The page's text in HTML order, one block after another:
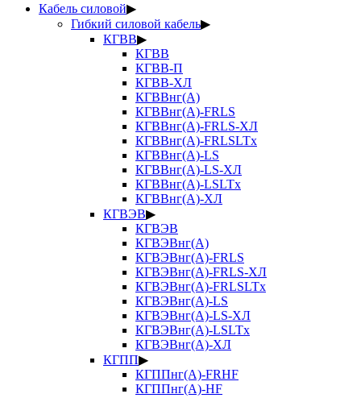
Кабель силовой▶
Гибкий силовой кабель▶
КГВВ▶
КГВВ
КГВВ-П
КГВВ-ХЛ
КГВВнг(А)
КГВВнг(А)-FRLS
КГВВнг(А)-FRLS-ХЛ
КГВВнг(А)-FRLSLTx
КГВВнг(А)-LS
КГВВнг(А)-LS-ХЛ
КГВВнг(А)-LSLTx
КГВВнг(А)-ХЛ
КГВЭВ▶
КГВЭВ
КГВЭВнг(А)
КГВЭВнг(А)-FRLS
КГВЭВнг(А)-FRLS-ХЛ
КГВЭВнг(А)-FRLSLTx
КГВЭВнг(А)-LS
КГВЭВнг(А)-LS-ХЛ
КГВЭВнг(А)-LSLTx
КГВЭВнг(А)-ХЛ
КГПП▶
КГППнг(А)-FRHF
КГППнг(А)-HF